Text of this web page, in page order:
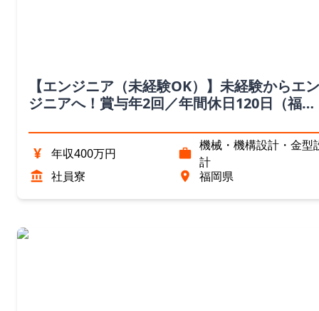
【エンジニア（未経験OK）】未経験からエン
ジニアへ！賞与年2回／年間休日120日（福岡
¥
年収400万円
機械・機構設計・金型
計
社員寮
福岡県